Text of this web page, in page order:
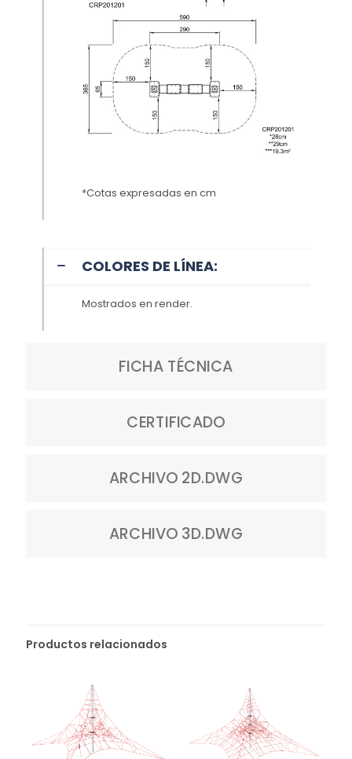
*Cotas expresadas en cm
COLORES DE LÍNEA:
Mostrados en render.
FICHA TÉCNICA
CERTIFICADO
ARCHIVO 2D.DWG
ARCHIVO 3D.DWG
Productos relacionados